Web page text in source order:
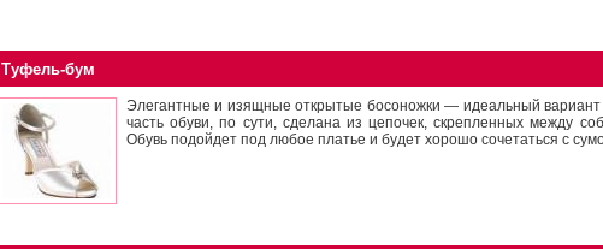
Туфель-бум
Элегантные и изящные открытые босоножки — идеальный
часть обуви, по сути, сделана из цепочек, скрепленных между
Обувь подойдет под любое платье и будет хорошо сочетаться с